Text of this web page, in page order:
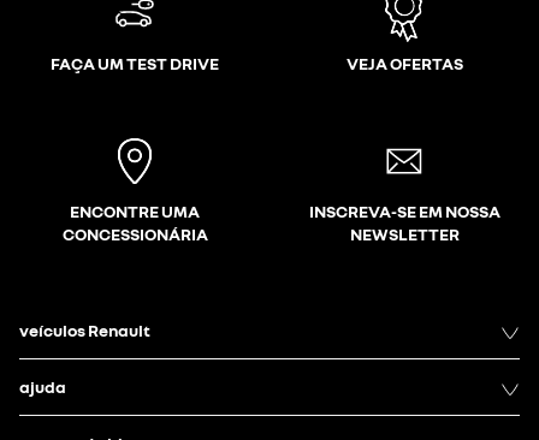
FAÇA UM TEST DRIVE VEJA OFERTAS
ENCONTRE UMA
CONCESSIONÁRIA
INSCREVA-SE EM NOSSA
NEWSLETTER
veículos Renault
ajuda